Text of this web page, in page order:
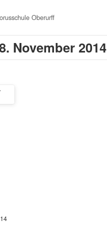
Oberurff
November 2014